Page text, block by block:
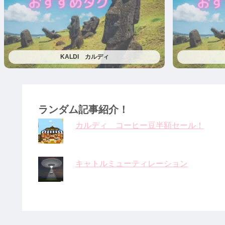
KALDI カルディ
ランダム記事紹介！
カルディ コーヒー豆半額セール！
キャトルミューティレーション